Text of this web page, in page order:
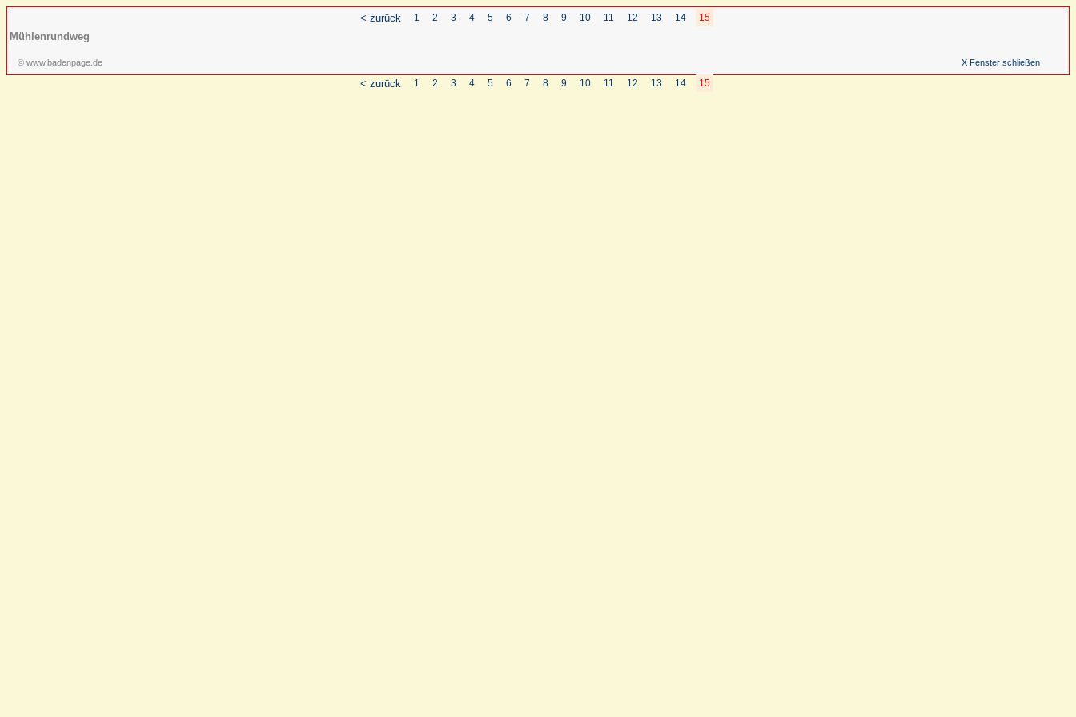
< zurück 1 2 3 4 5 6 7 8 9 10 11 12 13 14 15
Mühlenrundweg
© www.badenpage.de X Fenster schließen
< zurück 1 2 3 4 5 6 7 8 9 10 11 12 13 14 15